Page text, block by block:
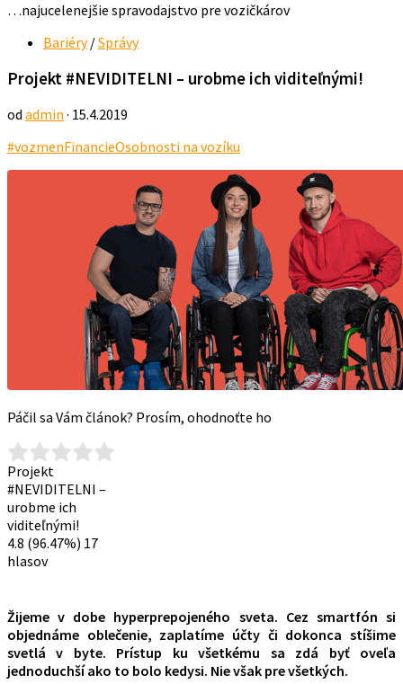
…najucelenejšie spravodajstvo pre vozičkárov
Bariéry /Správy
Projekt #NEVIDITELNI – urobme ich viditeľnými!
od admin · 15.4.2019
#vozmenFinancieOsobnosti na vozíku
Páčil sa Vám článok? Prosím, ohodnoťte ho
Projekt
#NEVIDITELNI –
urobme ich
viditeľnými!
4.8 (96.47%) 17
hlasov
Žijeme v dobe hyperprepojeného sveta. Cez smartfón si
objednáme oblečenie, zaplatíme účty či dokonca stíšime
svetlá v byte. Prístup ku všetkému sa zdá byť oveľa
jednoduchší ako to bolo kedysi. Nie však pre všetkých.